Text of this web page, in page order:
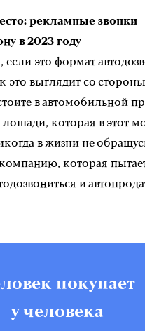
рекламные звонки
в 2023 году
это формат
это выглядит со
в автомобильной
лошади, которая в этот
в жизни не
которая
и
покупает
у человека